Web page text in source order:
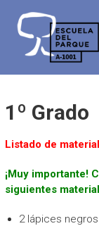
contenido
ESCUELA
Desde 1992 Haciendo
1º Grado
Listado de
¡Muy importante!
siguientes
2 lápices negros